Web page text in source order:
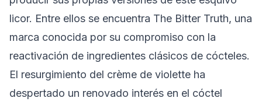
licor. Entre ellos se encuentra The Bitter Truth, una
marca conocida por su compromiso con la
reactivación de ingredientes clásicos de cócteles.
El resurgimiento del crème de violette ha
despertado un renovado interés en el cóctel